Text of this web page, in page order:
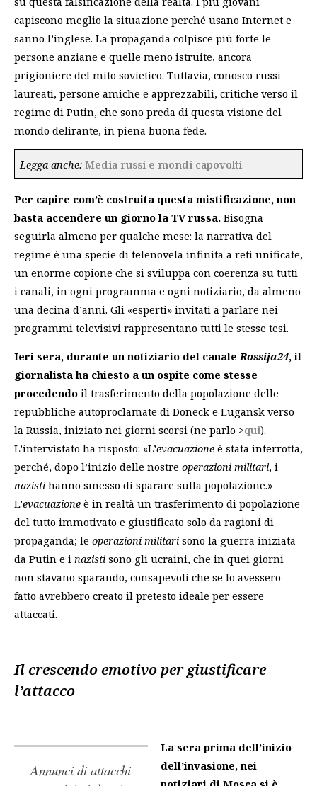
capiscono meglio la situazione perché usano Internet e
sanno l’inglese. La propaganda colpisce più forte le
persone anziane e quelle meno istruite, ancora
prigioniere del mito sovietico. Tuttavia, conosco russi
laureati, persone amiche e apprezzabili, critiche verso il
regime di Putin, che sono preda di questa visione del
mondo delirante, in piena buona fede.
Legga anche:Media russi e mondi capovolti
Per capire com’è costruita questa mistificazione, non
basta accendere un giorno la TV russa. Bisogna
seguirla almeno per qualche mese: la narrativa del
regime è una specie di telenovela infinita a reti unificate,
un enorme copione che si sviluppa con coerenza su tutti
i canali, in ogni programma e ogni notiziario, da almeno
una decina d’anni. Gli «esperti» invitati a parlare nei
programmi televisivi rappresentano tutti le stesse tesi.
Ieri sera, durante un notiziario del canale Rossija24, il
giornalista ha chiesto a un ospite come stesse
procedendo il trasferimento della popolazione delle
repubbliche autoproclamate di Doneck e Lugansk verso
la Russia, iniziato nei giorni scorsi (ne parlo >qui).
L’intervistato ha risposto: «L’evacuazione è stata interrotta,
perché, dopo l’inizio delle nostre operazioni militari, i
nazisti hanno smesso di sparare sulla popolazione.»
L’evacuazione è in realtà un trasferimento di popolazione
del tutto immotivato e giustificato solo da ragioni di
propaganda; le operazioni militari sono la guerra iniziata
da Putin e i nazisti sono gli ucraini, che in quei giorni
non stavano sparando, consapevoli che se lo avessero
fatto avrebbero creato il pretesto ideale per essere
attaccati.
Il crescendo emotivo per giustificare
l’attacco
annunci di attacchi
La sera prima dell’inizio
dell’invasione, nei